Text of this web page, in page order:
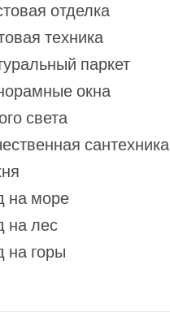
отделка
техника
паркет
окна
света
сантехника
на море
на лес
на горы